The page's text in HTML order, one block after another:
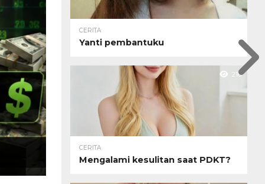
CERITA
Yanti pembantuku
216
CERITA
Mengalami kesulitan saat PDKT?